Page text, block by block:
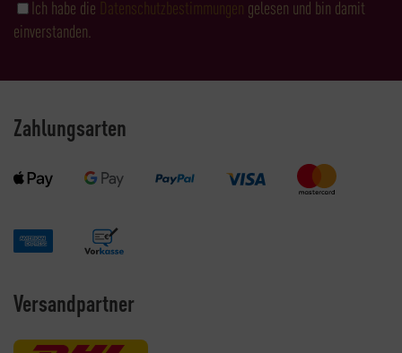
Ich habe die Datenschutzbestimmungen gelesen und bin damit
einverstanden.
Zahlungsarten
Versandpartner